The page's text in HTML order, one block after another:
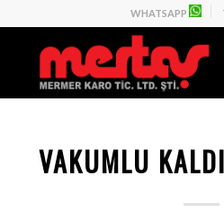
WHATSAPP
VAKUMLU